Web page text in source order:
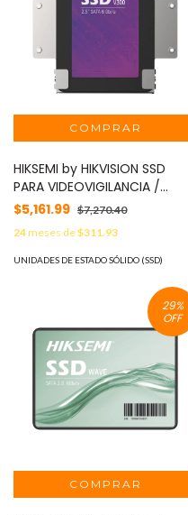
HIKSEMI by HIKVISION SSD
PARA VIDEOVIGILANCIA /
Unidad de Estado Solido / 1
TB / 2.5" / Alto Performance
/ Uso 24/7 / Compatible con
DVR´s y NVR´s epcom /
(Seleccionados) / Incluye
Base MOD: V300X/1TB
$5,161.99 $7,270.40
24meses de$311.93
UNIDADES DE ESTADO SÓLIDO (SSD)
29%
OFF